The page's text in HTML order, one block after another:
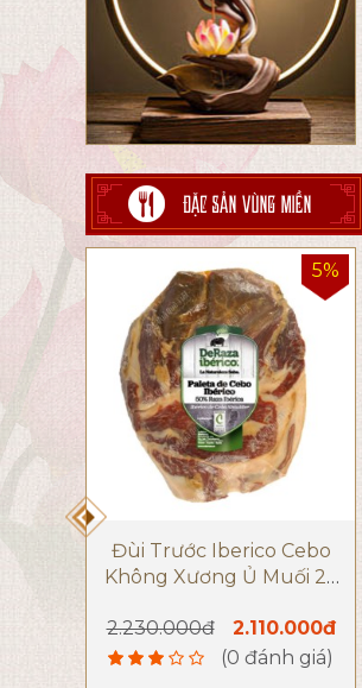
ĐẶC SẢN VÙNG MIỀN
5%
Đùi Trước Iberico Cebo
Không Xương Ủ Muối 24
DeRaza
2.230.000đ
2.110.000đ
(0 đánh giá)